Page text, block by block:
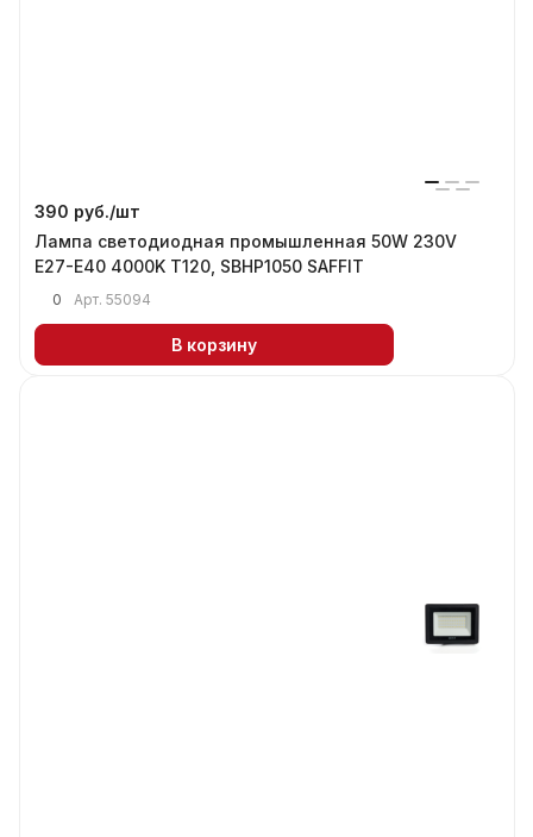
390 руб./шт
Лампа светодиодная промышленная 50W 230V
E27-E40 4000K T120, SBHP1050 SAFFIT
0 Арт. 55094
В корзину